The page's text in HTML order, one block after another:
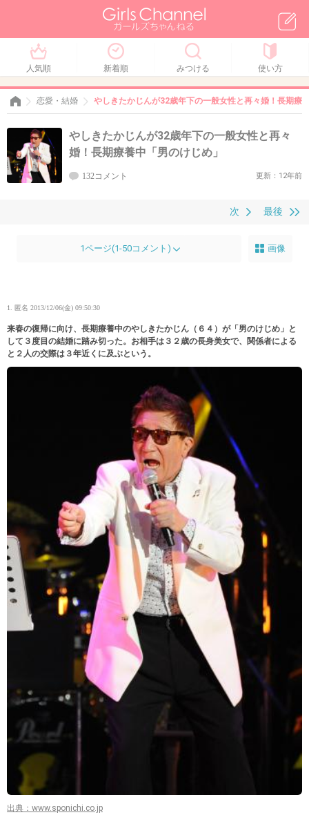
人気順 新着順 みつける 使い方
恋愛・結婚 やしきたかじんが32歳年下の一般女性と再々婚！長期療
やしきたかじんが32歳年下の一般女性と再々
婚！長期療養中「男のけじめ」
132コメント 更新：12年前
最後
次
1ページ(1-50コメント) 画像
1. 匿名 2013/12/06(金) 09:50:30
来春の復帰に向け、長期療養中のやしきたかじん（６４）が「男のけじめ」と
して３度目の結婚に踏み切った。お相手は３２歳の長身美女で、関係者による
と２人の交際は３年近くに及ぶという。
出典：www.sponichi.co.jp